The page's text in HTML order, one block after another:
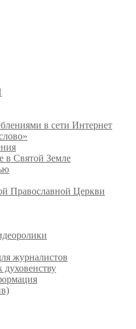
в сети Интернет
в Святой Земле
Православной Церкви
журналистов